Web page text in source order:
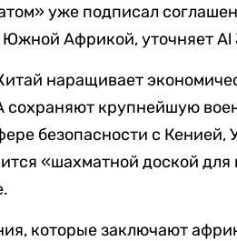
уже подписал
Африкой, уточняет Al
наращивает
сохраняют крупнейшую
безопасности с
«шахматной доской
которые заключают